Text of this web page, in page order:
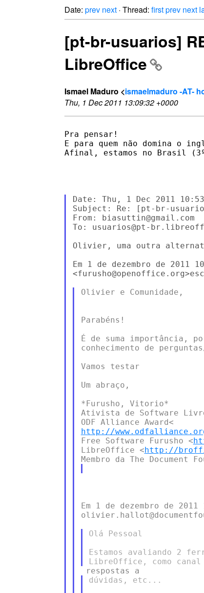
Date: prev next · Thread: firstprev next
[pt-br-usuarios]
LibreOffice
Ismael Maduro <ismaelmaduro -AT-
Thu, 1 Dec 2011 13:09:32 +0000
Pra pensar!
E para quem não domina o
Afinal, estamos no Brasil
Date: Thu, 1 Dec 2011
Subject: Re: [pt-br-
From: biasuttin@gmail.com
To: usuarios@pt-
Olivier, uma outra
Em 1 de dezembro de 2011
Olivier e Comunidade,
Parabéns!
É de suma importância,
conhecimento de
Vamos testar
Um abraço,
*Furusho, Vitorio*
Ativista de Software
http://
Free Software Furusho <
LibreOffice <http://
Membro da The Document
Em 1 de dezembro de
Olá Pessoal
Estamos avaliando 2
dúvidas, etc...